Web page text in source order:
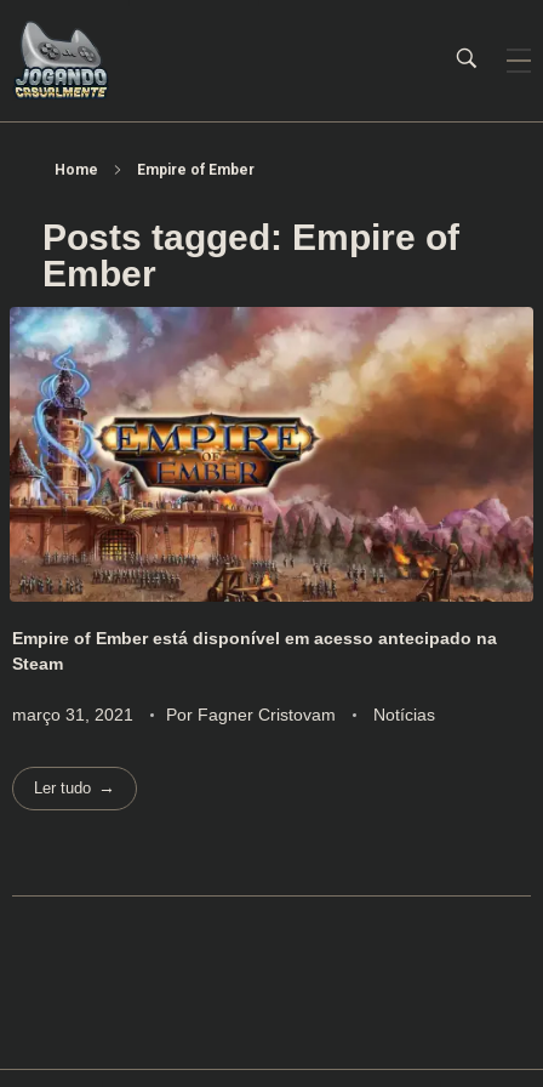
Home Empire of Ember
Posts tagged: Empire of
Ember
Empire of Ember está disponível em acesso antecipado na
Steam
março 31, 2021 Por Fagner Cristovam Notícias
Ler tudo